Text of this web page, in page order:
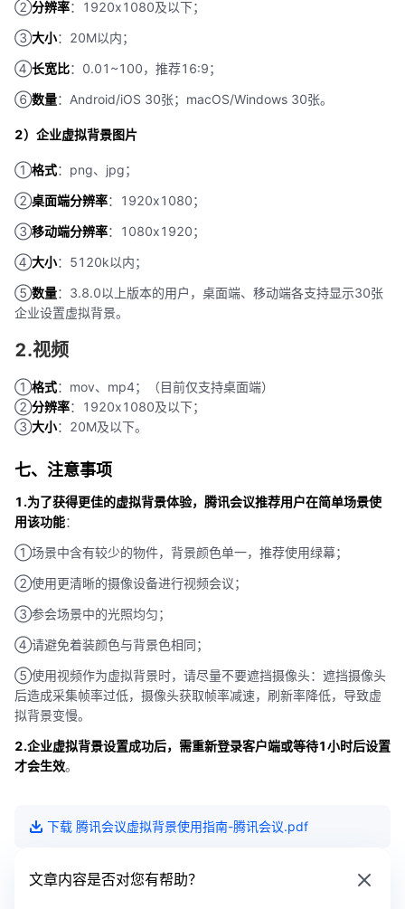
②分辨率：1920x1080及以下；
③大小：20M以内；
④长宽比：0.01~100，推荐16:9；
⑥数量：Android/iOS 30张；macOS/Windows 30张。
2）企业虚拟背景图片
①格式：png、jpg；
②桌面端分辨率：1920x1080；
③移动端分辨率：1080x1920；
④大小：5120k以内；
⑤数量：3.8.0以上版本的用户，桌面端、移动端各支持显示30张
企业设置虚拟背景。
2.视频
①格式：mov、mp4；（目前仅支持桌面端）
②分辨率：1920x1080及以下；
③大小：20M及以下。
七、注意事项
1.为了获得更佳的虚拟背景体验，腾讯会议推荐用户在简单场景使
用该功能：
①场景中含有较少的物件，背景颜色单一，推荐使用绿幕；
②使用更清晰的摄像设备进行视频会议；
③参会场景中的光照均匀；
④请避免着装颜色与背景色相同；
⑤使用视频作为虚拟背景时，请尽量不要遮挡摄像头：遮挡摄像头
后造成采集帧率过低，摄像头获取帧率减速，刷新率降低，导致虚
拟背景变慢。
2.企业虚拟背景设置成功后，需重新登录客户端或等待1小时后设置
才会生效。
下载 腾讯会议虚拟背景使用指南-腾讯会议.pdf
文章内容是否对您有帮助？